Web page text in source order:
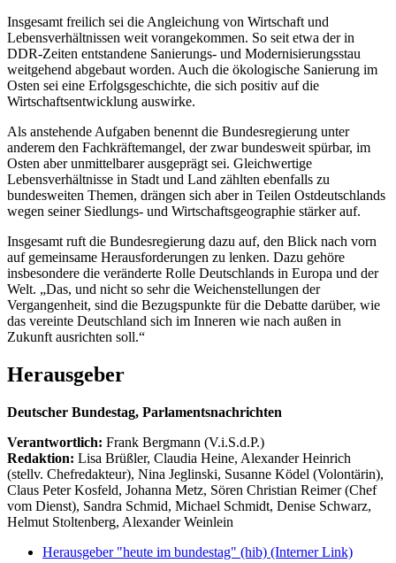
Insgesamt freilich sei die Angleichung von Wirtschaft und
Lebensverhältnissen weit vorangekommen. So seit etwa der in
DDR-Zeiten entstandene Sanierungs- und Modernisierungsstau
weitgehend abgebaut worden. Auch die ökologische Sanierung im
Osten sei eine Erfolgsgeschichte, die sich positiv auf die
Wirtschaftsentwicklung auswirke.
Als anstehende Aufgaben benennt die Bundesregierung unter
anderem den Fachkräftemangel, der zwar bundesweit spürbar, im
Osten aber unmittelbarer ausgeprägt sei. Gleichwertige
Lebensverhältnisse in Stadt und Land zählten ebenfalls zu
bundesweiten Themen, drängen sich aber in Teilen Ostdeutschlands
wegen seiner Siedlungs- und Wirtschaftsgeographie stärker auf.
Insgesamt ruft die Bundesregierung dazu auf, den Blick nach vorn
auf gemeinsame Herausforderungen zu lenken. Dazu gehöre
insbesondere die veränderte Rolle Deutschlands in Europa und der
Welt. „Das, und nicht so sehr die Weichenstellungen der
Vergangenheit, sind die Bezugspunkte für die Debatte darüber, wie
das vereinte Deutschland sich im Inneren wie nach außen in
Zukunft ausrichten soll.“
Herausgeber
Deutscher Bundestag, Parlamentsnachrichten
Verantwortlich: Frank Bergmann (V.i.S.d.P.)
Redaktion: Lisa Brüßler, Claudia Heine, Alexander Heinrich
(stellv. Chefredakteur), Nina Jeglinski, Susanne Ködel (Volontärin),
Claus Peter Kosfeld, Johanna Metz, Sören Christian Reimer (Chef
vom Dienst), Sandra Schmid, Michael Schmidt, Denise Schwarz,
Helmut Stoltenberg, Alexander Weinlein
Herausgeber "heute im bundestag" (hib) (Interner Link)